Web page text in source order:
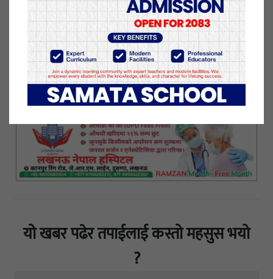
कोहलपुर वडा नं. ८ कृषि तालिम केन्द्रमा स्थापना गरिएको
आसुलेसनमा ५० जना विरामी राख्न सकिने छ । आईसोलेसन
२४ घण्टानै डाक्टर सहित स्वास्थ्य कर्मी रहने व्यवस्था रहेको
बताइएको छ ।
१७ बैशाख २०७८, शुक्रबार प्रकाशित
यो खबर पढेर तपाईलाई कस्तो महसुस भयो
?